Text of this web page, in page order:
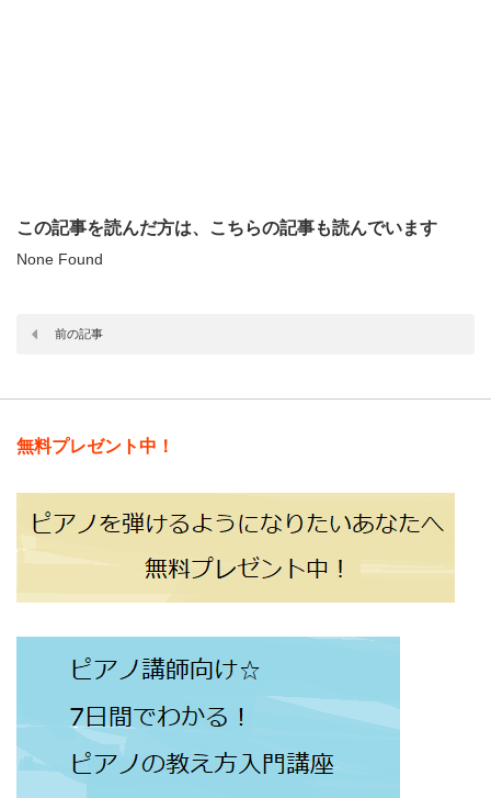
この記事を読んだ方は、こちらの記事も読んでいます
None Found
前の記事
無料プレゼント中！